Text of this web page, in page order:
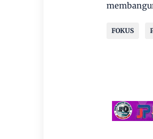
FOKUS